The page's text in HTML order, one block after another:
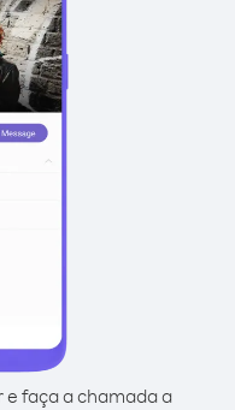
faça a chamada a